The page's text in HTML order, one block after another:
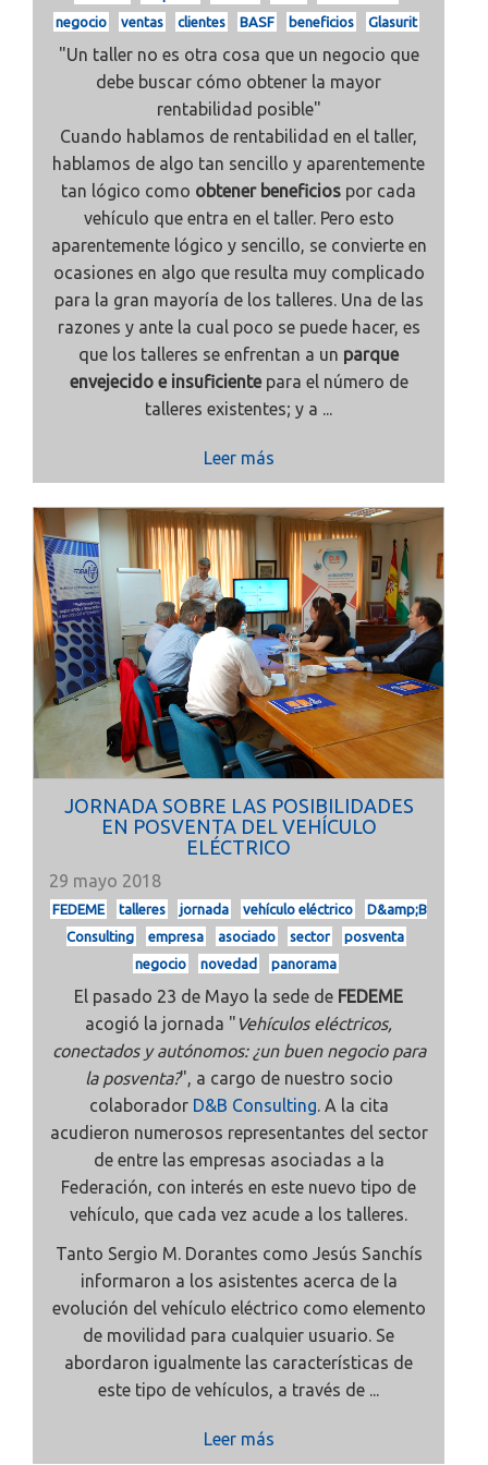
negocio
ventas clientes BASF beneficios Glasurit
"Un taller no es otra cosa que un negocio que
debe buscar cómo obtener la mayor
rentabilidad posible"
Cuando hablamos de rentabilidad en el taller,
hablamos de algo tan sencillo y aparentemente
tan lógico como obtener beneficios por cada
vehículo que entra en el taller. Pero esto
aparentemente lógico y sencillo, se convierte en
ocasiones en algo que resulta muy complicado
para la gran mayoría de los talleres. Una de las
razones y ante la cual poco se puede hacer, es
que los talleres se enfrentan a un parque
envejecido e insuficientepara el número de
talleres existentes; y a ...
Leer más
JORNADA SOBRE LAS POSIBILIDADES
EN POSVENTA DEL VEHÍCULO
ELÉCTRICO
29 mayo 2018
FEDEME talleres jornada vehículo eléctrico
D&amp;B
Consulting
empresa asociado sector
posventa
negocio
novedad panorama
El pasado 23 de Mayo la sede de FEDEME
acogió la jornada " Vehículos eléctricos,
conectados y autónomos: ¿un buen negocio para
la posventa?", a cargo de nuestro socio
colaborador D&B Consulting. A la cita
acudieron numerosos representantes del sector
de entre las empresas asociadas a la
Federación, con interés en este nuevo tipo de
vehículo, que cada vez acude a los talleres.
Tanto Sergio M. Dorantes como Jesús Sanchís
informaron a los asistentes acerca de la
evolución del vehículo eléctrico como elemento
de movilidad para cualquier usuario. Se
abordaron igualmente las características de
este tipo de vehículos, a través de ...
Leer más